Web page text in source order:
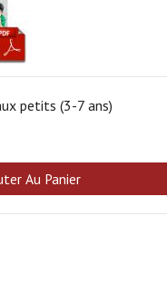
petits (3-7 ans)
Au Panier